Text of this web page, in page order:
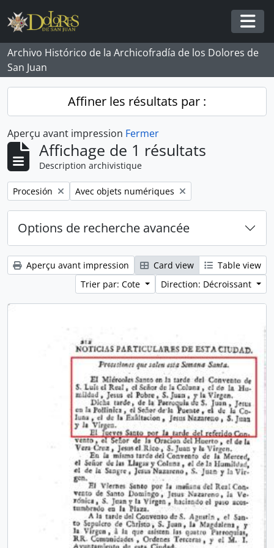
Skip to main content
Archivo Histórico de la Archicofradía de los Dolores de
San Juan
Affiner les résultats par :
Aperçu avant impression Fermer
Affichage de 1 résultats
Description archivistique
Remove filter:
Procesión Remove filter:
Avec objets numériques
Options de recherche avancée
Aperçu avant impression Card view
Table view
Trier par: Cote
Direction: Décroissant